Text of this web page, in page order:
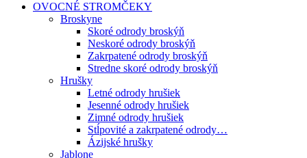
OVOCNÉ STROMČEKY
Broskyne
Skoré odrody broskýň
Neskoré odrody broskýň
Zakrpatené odrody broskýň
Stredne skoré odrody broskýň
Hrušky
Letné odrody hrušiek
Jesenné odrody hrušiek
Zimné odrody hrušiek
Stĺpovité a zakrpatené odrody…
Ázijské hrušky
Jablone